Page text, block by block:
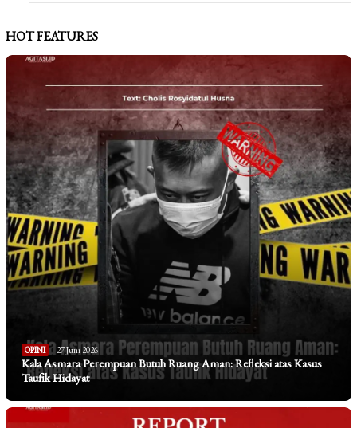
HOT FEATURES
OPINI 27 Juni 2026
Kala Asmara Perempuan Butuh Ruang Aman: Refleksi atas Kasus
Taufik Hidayat